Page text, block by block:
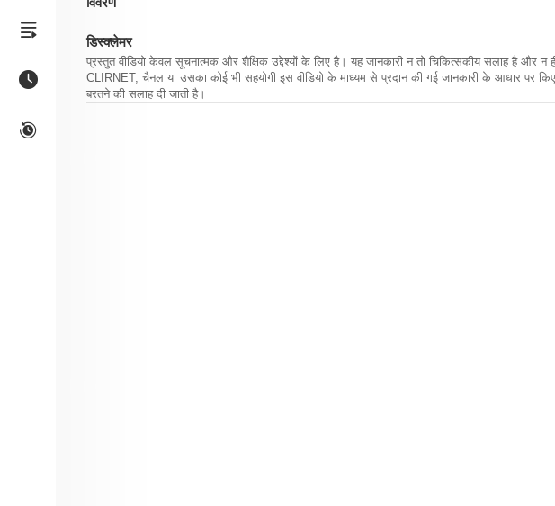
डिस्क्लेमर
प्रस्तुत वीडियो केवल सूचनात्मक और शैक्षिक उद्देश्यों के लिए है। यह जानकारी न तो चिकित्सकीय सलाह है और न
CLIRNET, चैनल या उसका कोई भी सहयोगी इस वीडियो के माध्यम से प्रदान की गई जानकारी के आधार पर किए
बरतने की सलाह दी जाती है।